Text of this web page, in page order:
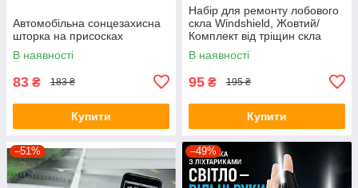
Автомобільна сонцезахисна
шторка на присосках
В наявності
83 ₴ 183 ₴
Купити
Набір для ремонту лобового
скла Windshield, Жовтий/
Комплект від тріщин скла
автомобіля
В наявності
95 ₴ 195 ₴
Купити
–51% –49%